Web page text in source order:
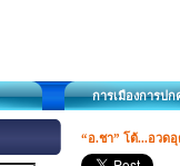
การเมืองการปก
“อ.ชา” โต้...อวด